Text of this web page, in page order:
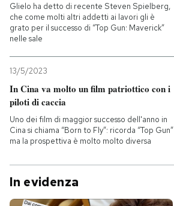
Glielo ha detto di recente Steven Spielberg,
che come molti altri addetti ai lavori gli è
grato per il successo di “Top Gun: Maverick”
nelle sale
13/5/2023
In Cina va molto un film patriottico con i
piloti di caccia
Uno dei film di maggior successo dell'anno in
Cina si chiama “Born to Fly”: ricorda “Top Gun”
ma la prospettiva è molto molto diversa
In evidenza